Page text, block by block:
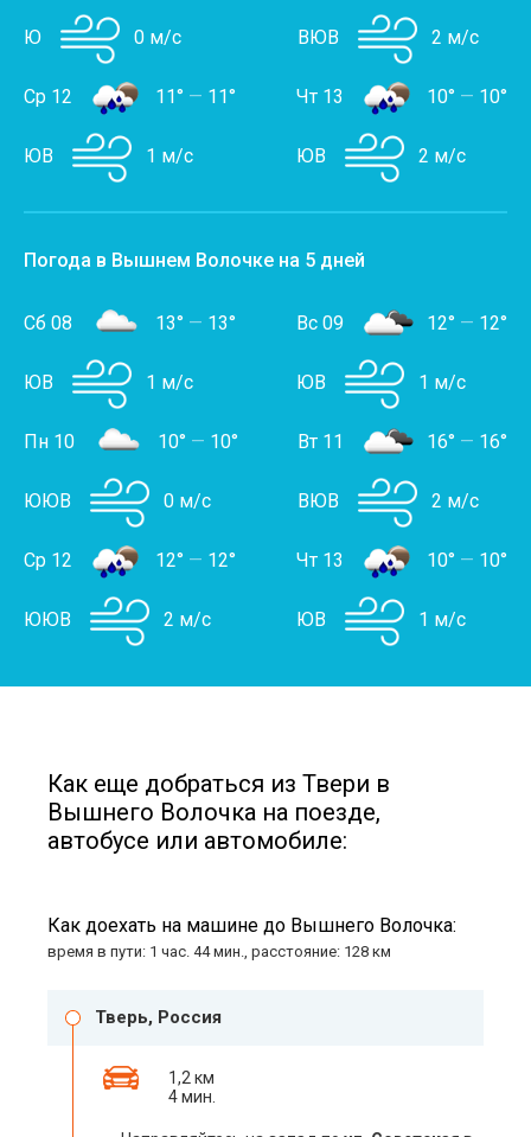
Ю 0 м/с ВЮВ 2 м/с
Ср 12 11° — 11°
ЮВ 1 м/с
Чт 13 10° — 10°
ЮВ 2 м/с
Погода в Вышнем Волочке на 5 дней
Сб 08 13° — 13°
ЮВ 1 м/с
Вс 09 12° — 12°
ЮВ 1 м/с
Пн 10 10° — 10°
ЮЮВ 0 м/с
Вт 11 16° — 16°
ВЮВ 2 м/с
Ср 12 12° — 12°
ЮЮВ 2 м/с
Чт 13 10° — 10°
ЮВ 1 м/с
Как еще добраться из Твери в
Вышнего Волочка на поезде,
автобусе или автомобиле:
Как доехать на машине до Вышнего Волочка:
время в пути: 1 час. 44 мин., расстояние: 128 км
Тверь, Россия
1,2 км
4 мин.